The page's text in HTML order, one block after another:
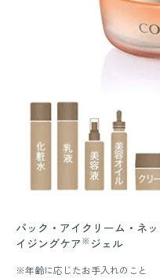
パック・アイクリーム・ネ
イジングケア ※ ジェル
※年齢に応じたお手入れのこと